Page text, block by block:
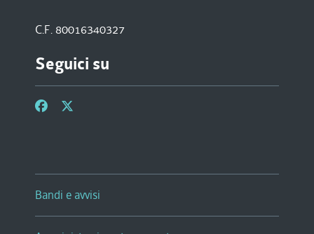
C.F. 80016340327
Seguici su
Bandi e avvisi